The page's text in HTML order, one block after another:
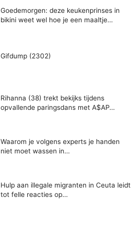
Goedemorgen: deze keukenprinses in
bikini weet wel hoe je een maaltje…
Gifdump (2302)
Rihanna (38) trekt bekijks tijdens
opvallende paringsdans met A$AP…
Waarom je volgens experts je handen
niet moet wassen in…
Hulp aan illegale migranten in Ceuta leidt
tot felle reacties op…